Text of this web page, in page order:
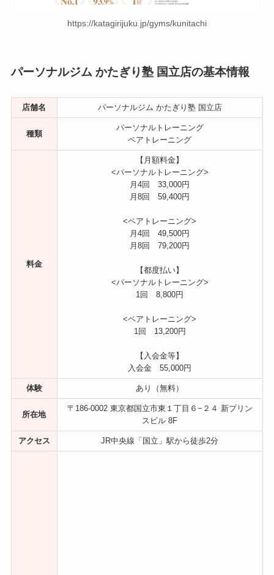
https://katagirijuku.jp/gyms/kunitachi
パーソナルジム かたぎり塾 国立店の基本情報
店舗名 パーソナルジム かたぎり塾 国立店
種類
パーソナルトレーニング
ペアトレーニング
料金
【月額料金】
<パーソナルトレーニング>
月4回 33,000円
月8回 59,400円
<ペアトレーニング>
月4回 49,500円
月8回 79,200円
【都度払い】
<パーソナルトレーニング>
1回 8,800円
<ペアトレーニング>
1回 13,200円
【入会金等】
入会金 55,000円
体験 あり（無料）
所在地
〒186-0002 東京都国立市東１丁目６−２４ 新プリン
スビル 8F
アクセス JR中央線「国立」駅から徒歩2分